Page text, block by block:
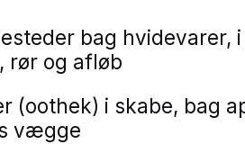
bag hvidevarer, i
rør og afløb
(oothek) i skabe, bag
vægge